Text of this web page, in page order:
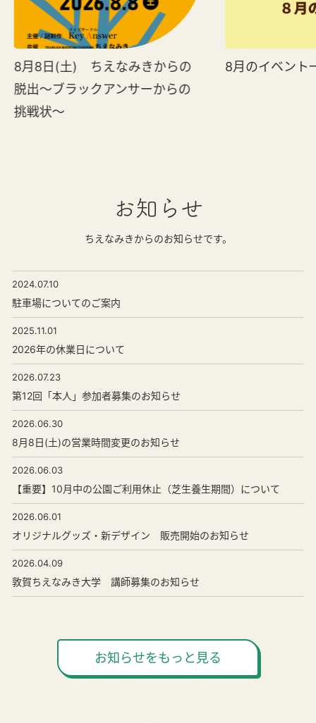
8月8日(土) ちえなみきからの
脱出～ブラックアンサーからの
挑戦状～
8月のイベント
お知らせ
ちえなみきからのお知らせです。
2024.07.10
駐車場についてのご案内
2025.11.01
2026年の休業日について
2026.07.23
第12回「本人」参加者募集のお知らせ
2026.06.30
8月8日(土)の営業時間変更のお知らせ
2026.06.03
【重要】10月中の公園ご利用休止（芝生養生期間）について
2026.06.01
オリジナルグッズ・新デザイン 販売開始のお知らせ
2026.04.09
敦賀ちえなみき大学 講師募集のお知らせ
お知らせをもっと見る